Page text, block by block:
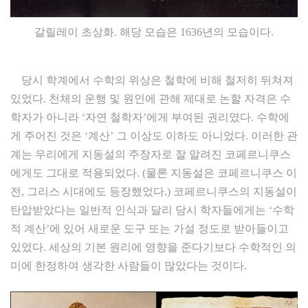
갈릴레이 초상화. 해당 모습은 1636년의 모습이다.
당시 학계에서 수학의 위상은 철학에 비해 철저히 뒤쳐져
있었다. 천체의 운행 및 원인에 관해 제대로 논할 자격은 수
학자가 아니라 ‘자연 철학자’에게 부여된 권리였다. 수학에
게 주어진 것은 ‘계산’ 그 이상도 이하도 아니었다. 이러한 관
계는 우리에게 지동설의 주장자로 잘 알려진 코페르니쿠스
에게도 그대로 적용되었다. (물론 지동설은 코페르니쿠스 이
전, 그리스 시대에도 등장했었다.) 코페르니쿠스의 지동설이
탄압받았다는 일반적 인식과 달리 당시 학자들에게는 ‘수학
적 계산’에 있어 새로운 도구 또는 가설 정도로 받아들이고
있었다. 세상의 기본 원리에 영향을 준다기보다 수학적인 의
미에 한정하여 생각한 사람들이 많았다는 것이다.